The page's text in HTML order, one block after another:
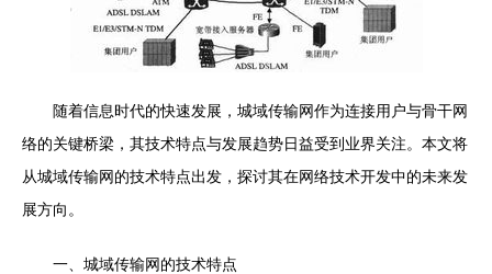
随着信息时代的快速发展，城域传输网作为连接用户与骨干网
络的关键桥梁，其技术特点与发展趋势日益受到业界关注。本文将
从城域传输网的技术特点出发，探讨其在网络技术开发中的未来发
展方向。
一、城域传输网的技术特点